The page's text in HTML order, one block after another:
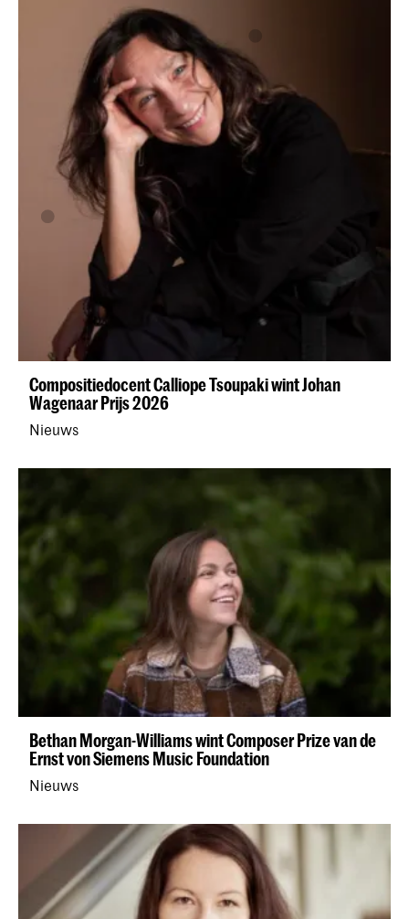
Compositiedocent Calliope Tsoupaki wint Johan
Wagenaar Prijs 2026
Nieuws
Bethan Morgan-Williams wint Composer Prize van de
Ernst von Siemens Music Foundation
Nieuws